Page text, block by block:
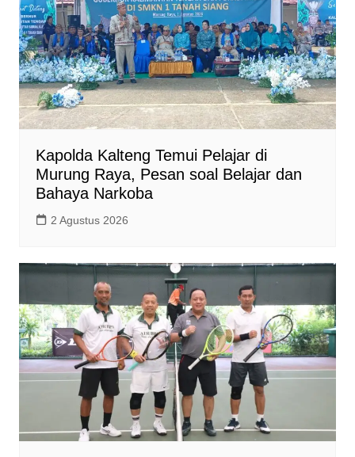
Kapolda Kalteng Temui Pelajar di
Murung Raya, Pesan soal Belajar dan
Bahaya Narkoba
2 Agustus 2026